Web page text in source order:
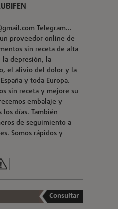
Telegram...
proveedor online de
sin receta de alta
la depresión, la
el alivio del dolor y la
y toda Europa.
sin receta y mejore su
embalaje y
días. También
de seguimiento a
Somos rápidos y
Consultar